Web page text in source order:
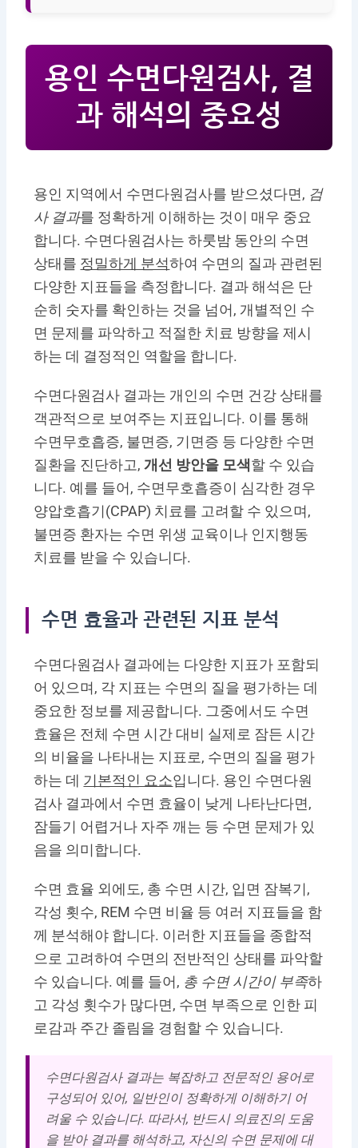
용인 수면다원검사, 결
과 해석의 중요성
용인 지역에서 수면다원검사를 받으셨다면, 검
사 결과를 정확하게 이해하는 것이 매우 중요
합니다. 수면다원검사는 하룻밤 동안의 수면
상태를 정밀하게 분석하여 수면의 질과 관련된
다양한 지표들을 측정합니다. 결과 해석은 단
순히 숫자를 확인하는 것을 넘어, 개별적인 수
면 문제를 파악하고 적절한 치료 방향을 제시
하는 데 결정적인 역할을 합니다.
수면다원검사 결과는 개인의 수면 건강 상태를
객관적으로 보여주는 지표입니다. 이를 통해
수면무호흡증, 불면증, 기면증 등 다양한 수면
질환을 진단하고,개선 방안을 모색할 수 있습
니다. 예를 들어, 수면무호흡증이 심각한 경우
양압호흡기(CPAP) 치료를 고려할 수 있으며,
불면증 환자는 수면 위생 교육이나 인지행동
치료를 받을 수 있습니다.
수면 효율과 관련된 지표 분석
수면다원검사 결과에는 다양한 지표가 포함되
어 있으며, 각 지표는 수면의 질을 평가하는 데
중요한 정보를 제공합니다. 그중에서도 수면
효율은 전체 수면 시간 대비 실제로 잠든 시간
의 비율을 나타내는 지표로, 수면의 질을 평가
하는 데 기본적인 요소입니다. 용인 수면다원
검사 결과에서 수면 효율이 낮게 나타난다면,
잠들기 어렵거나 자주 깨는 등 수면 문제가 있
음을 의미합니다.
수면 효율 외에도, 총 수면 시간, 입면 잠복기,
각성 횟수, REM 수면 비율 등 여러 지표들을 함
께 분석해야 합니다. 이러한 지표들을 종합적
으로 고려하여 수면의 전반적인 상태를 파악할
수 있습니다. 예를 들어, 총 수면 시간이 부족하
고 각성 횟수가 많다면, 수면 부족으로 인한 피
로감과 주간 졸림을 경험할 수 있습니다.
수면다원검사 결과는 복잡하고 전문적인 용어로
구성되어 있어, 일반인이 정확하게 이해하기 어
려울 수 있습니다. 따라서, 반드시 의료진의 도움
을 받아 결과를 해석하고, 자신의 수면 문제에 대